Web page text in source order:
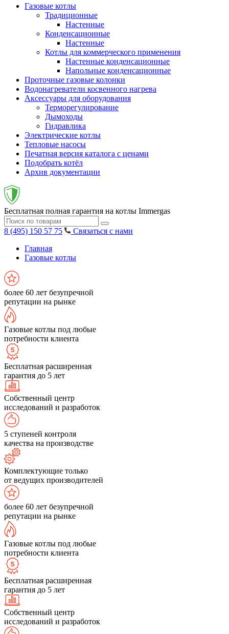
Газовые котлы
Традиционные
Настенные
Конденсационные
Настенные
Котлы для коммерческого применения
Настенные конденсационные
Напольные конденсационные
Проточные газовые колонки
Водонагреватели косвенного нагрева
Аксессуары для оборудования
Терморегулирование
Дымоходы
Гидравлика
Электрические котлы
Тепловые насосы
Печатная версия каталога с ценами
Подобрать котёл
Архив документации
Бесплатная полная гарантия на котлы Immergas
8 (495) 150 57 75
Связаться с нами
Главная
Газовые котлы
более 60 лет безупречной
репутации на рынке
Газовые котлы под любые
потребности клиента
Бесплатная расширенная
гарантия до 5 лет
Собственный центр
исследований и разработок
5 ступеней контроля
качества на производстве
Комплектующие только
от ведущих производителей
более 60 лет безупречной
репутации на рынке
Газовые котлы под любые
потребности клиента
Бесплатная расширенная
гарантия до 5 лет
Собственный центр
исследований и разработок